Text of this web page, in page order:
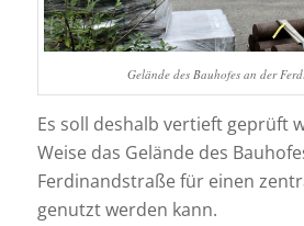
Gelände des Bauhofes an der
Es soll deshalb vertieft geprüft
Weise das Gelände des
Ferdinandstraße für einen
genutzt werden kann.